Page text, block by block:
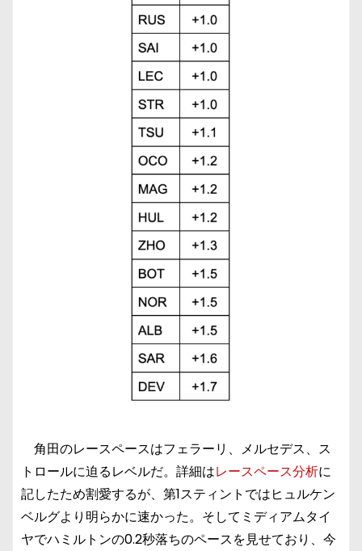
角田のレースペースはフェラーリ、メルセデス、ス
トロールに迫るレベルだ。詳細はレースペース分析に
記したため割愛するが、第1スティントではヒュルケン
ベルグより明らかに速かった。そしてミディアムタイ
ヤでハミルトンの0.2秒落ちのペースを見せており、今